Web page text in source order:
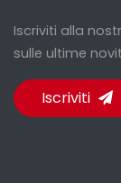
Iscriviti alla
sulle ultime
Iscriviti